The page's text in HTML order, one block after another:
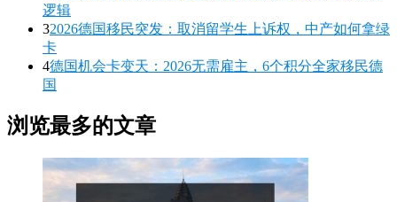
逻辑
32026德国移民突发：取消留学生上诉权，中产如何拿绿
卡
4德国机会卡变天：2026无需雇主，6个积分全家移民德
国
浏览最多的文章